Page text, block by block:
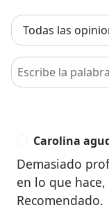
Busca en
Carolina
Demasiado
en lo que
Recomendado.